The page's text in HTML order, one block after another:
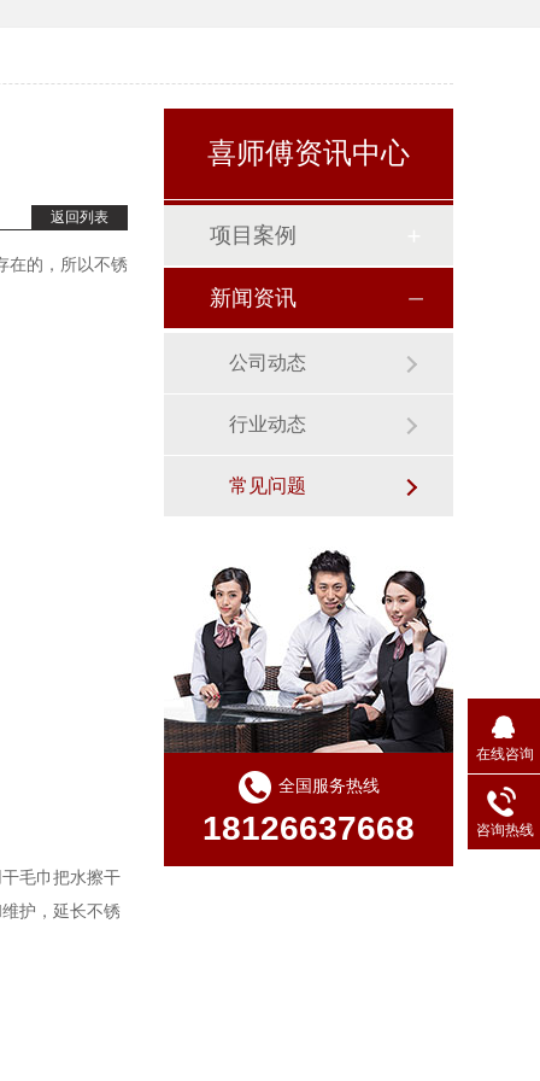
返回列表
在的，所以不锈
毛巾把水擦干
护，延长不锈
喜师傅资讯中心
项目案例
新闻资讯
公司动态
行业动态
常见问题
全国服务热线
18126637668
在线咨询
咨询热线